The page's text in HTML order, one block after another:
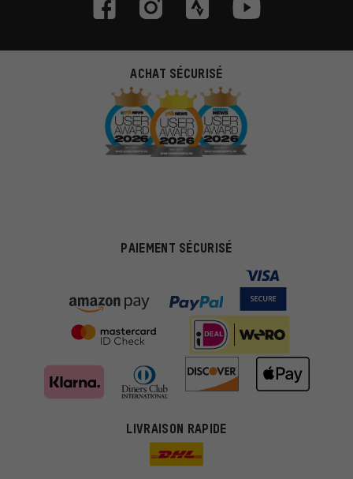
ACHAT SÉCURISÉ
PAIEMENT SÉCURISÉ
LIVRAISON RAPIDE